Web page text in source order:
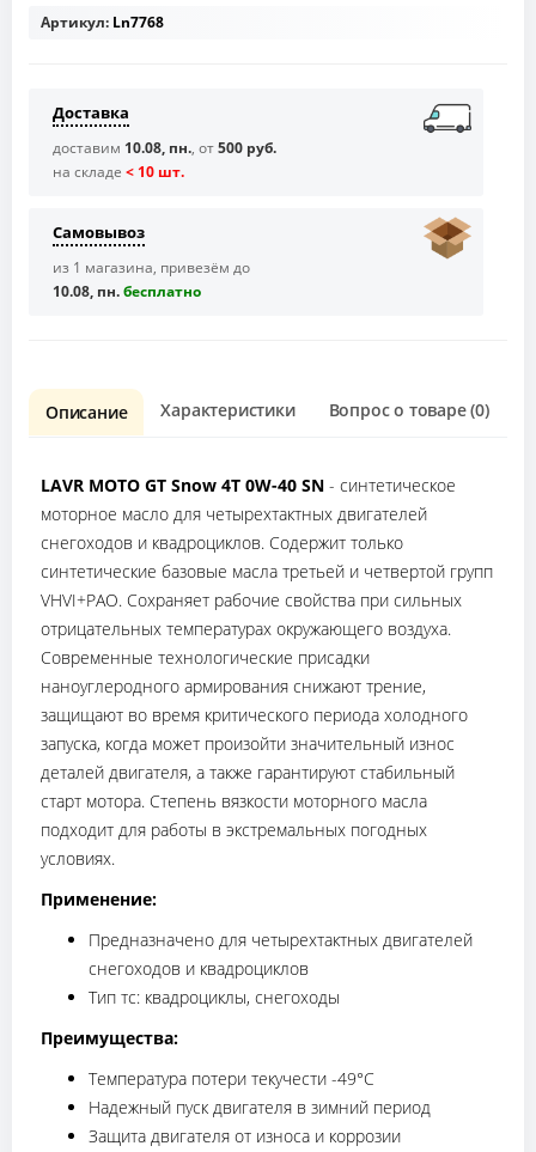
Артикул: Ln7768
Доставка
доставим 10.08, пн., от500 руб.
на складе < 10 шт.
Самовывоз
из 1 магазина, привезём до
10.08, пн.бесплaтно
Описание Характеристики Вопрос о товаре (0)
LAVR MOTO GT Snow 4T 0W-40 SN - синтетическое
моторное масло для четырехтактных двигателей
снегоходов и квадроциклов. Содержит только
синтетические базовые масла третьей и четвертой групп
VHVI+PAO. Сохраняет рабочие свойства при сильных
отрицательных температурах окружающего воздуха.
Современные технологические присадки
наноуглеродного армирования снижают трение,
защищают во время критического периода холодного
запуска, когда может произойти значительный износ
деталей двигателя, а также гарантируют стабильный
старт мотора. Степень вязкости моторного масла
подходит для работы в экстремальных погодных
условиях.
Применение:
Предназначено для четырехтактных двигателей
снегоходов и квадроциклов
Тип тс: квадроциклы, снегоходы
Преимущества:
Температура потери текучести -49°С
Надежный пуск двигателя в зимний период
Защита двигателя от износа и коррозии